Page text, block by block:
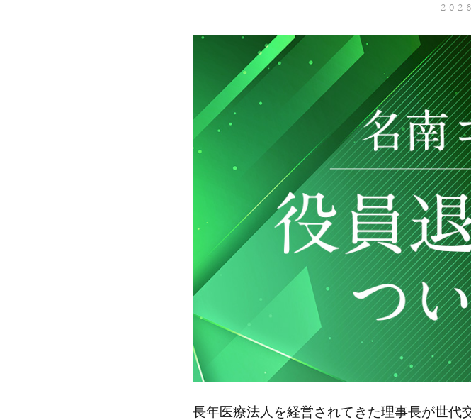
長年医療法人を経営されてきた理事長が世代